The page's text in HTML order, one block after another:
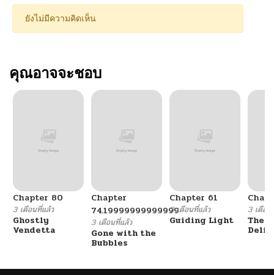
ยังไม่มีความคิดเห็น
คุณอาจจะชอบ
Chapter 80
3 เดือนที่แล้ว
Ghostly
Vendetta
Chapter
74.19999999999999
3 เดือนที่แล้ว
Gone with the
Bubbles
Chapter 61
3 เดือนที่แล้ว
Guiding Light
3 เดือน
The